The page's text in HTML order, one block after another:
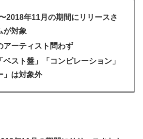
2018年11月の期間にリリースさ
が対象
アーティスト問わず
ベスト盤」「コンピレーション」
」は対象外